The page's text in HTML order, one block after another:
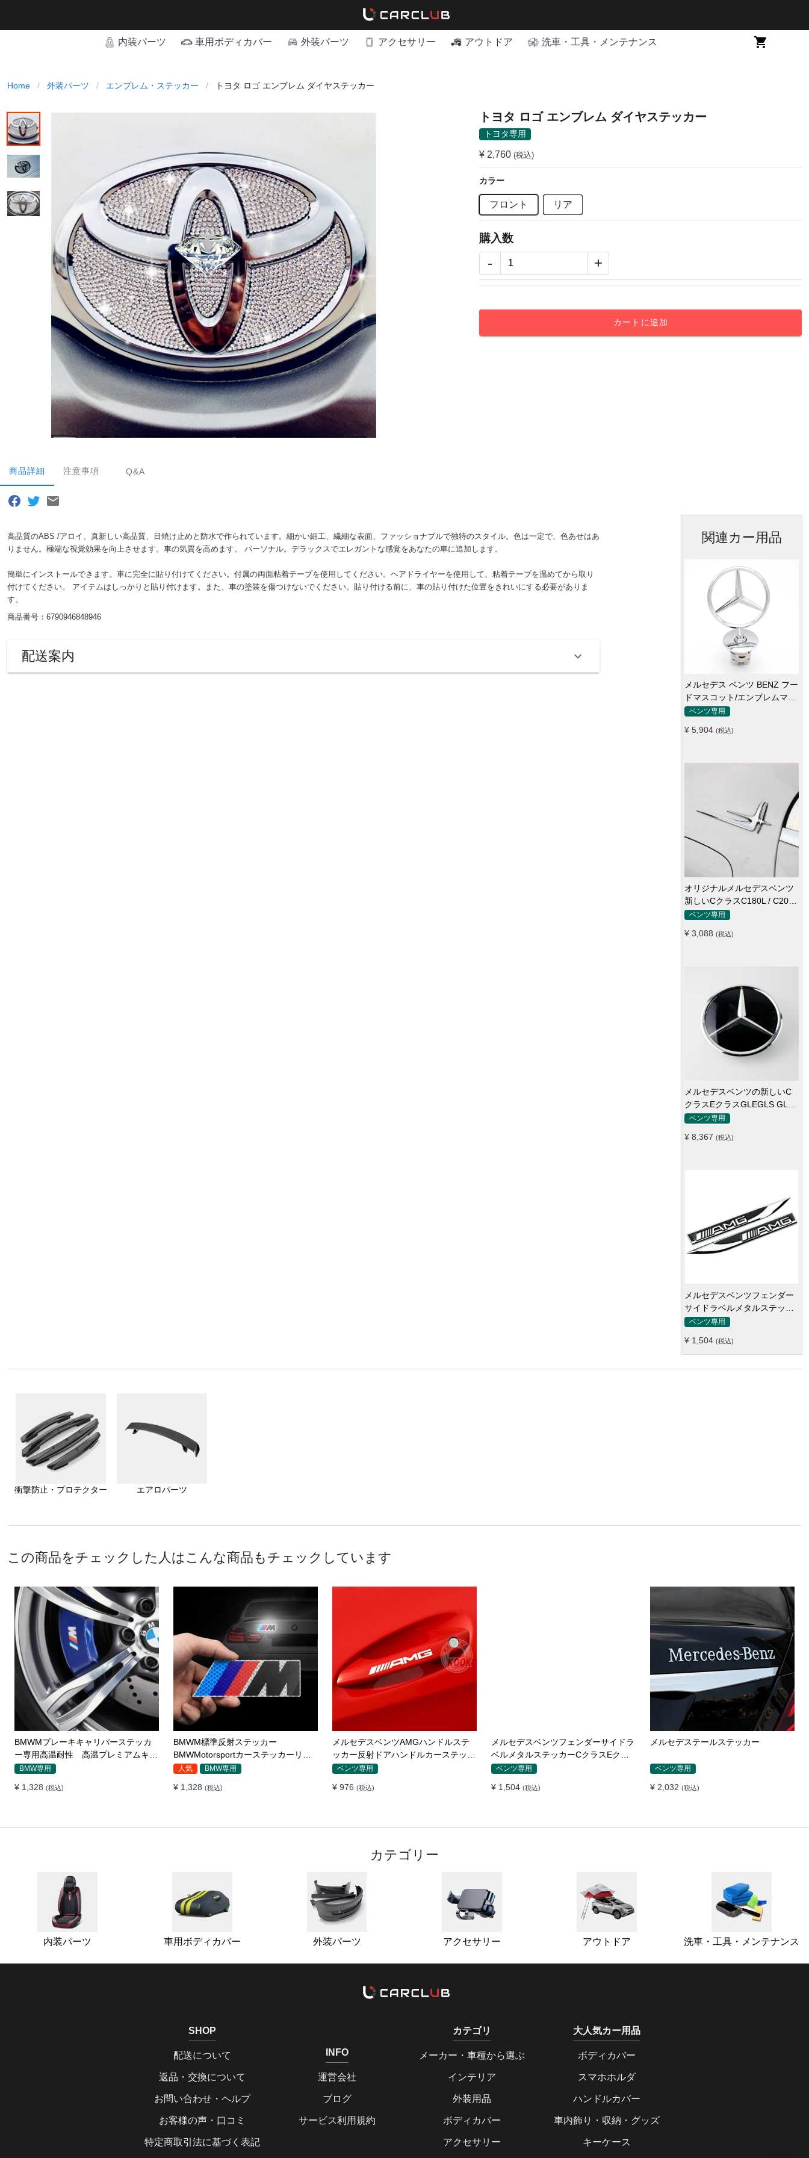
内装パーツ 車用ボディカバー 外装パーツ アクセサリー アウトドア 洗車・工具・メンテナンス
Home / 外装パーツ / エンブレム・ステッカー / トヨタ ロゴ エンブレム ダイヤステッカー
トヨタ ロゴ エンブレム ダイヤステッカー
トヨタ専用
¥ 2,760 (税込)
カラー
フロント リア
購入数
- +
カートに追加
商品詳細 注意事項 Q&A
高品質のABS /アロイ、真新しい高品質、日焼け止めと防水で作られています。細かい細工、繊細な表面、ファッショナブルで独特のスタイル。色は一定で、色あせはあ
りません。極端な視覚効果を向上させます。車の気質を高めます。 パーソナル。デラックスでエレガントな感覚をあなたの車に追加します。
簡単にインストールできます。車に完全に貼り付けてください。付属の両面粘着テープを使用してください。ヘアドライヤーを使用して、粘着テープを温めてから取り
付けてください。 アイテムはしっかりと貼り付けます。また、車の塗装を傷つけないでください。貼り付ける前に、車の貼り付けた位置をきれいにする必要がありま
す。
商品番号：6790946848946
配送案内
関連カー用品
BMWロゴステッカー
BMW専用
¥ 3,440 (税込)
BMW740Liラベルステッカー
530Liテールラベル750Liワー
ドラベルXdriveラベル
BMW専用
¥ 2,912 (税込)
アウディカーステッカーS3S4
S5 S6 SQ3 SQ5 SQ7
RS3RS4修正セルラーネット
アウディ専用
¥ 3,968 (税込)
オリジナルアウディ
テールスタンダードリアカー
マーク
アウディ専用
¥ 6,607 (税込)
衝撃防止・プロテクター エアロパーツ
この商品をチェックした人はこんな商品もチェックしています
BMWMブレーキキャリパーステッカ
ー専用高温耐性 高温プレミアムキャ
ストビニール
BMW専用
¥ 1,328 (税込)
BMWM標準反射ステッカー
BMWMotorsportカーステッカーリア
テールロゴ修正サイド標準ステッカー
人気 BMW専用
¥ 1,328 (税込)
メルセデスベンツAMGハンドルステ
ッカー反射ドアハンドルカーステッカ
ーベンツ専用
¥ 976 (税込)
メルセデスベンツフェンダーサイドラ
ベルメタルステッカーCクラスEクラ
スGLAGLE CLAGLKAMG外装
ベンツ専用
¥ 1,504 (税込)
メルセデステールステッカー
ベンツ専用
¥ 2,032 (税込)
カテゴリー
内装パーツ 車用ボディカバー 外装パーツ アクセサリー アウトドア 洗車・工具・メンテナンス
SHOP
配送について
返品・交換について
お問い合わせ・ヘルプ
お客様の声・口コミ
特定商取引法に基づく表記
INFO
運営会社
ブログ
サービス利用規約
カテゴリ
メーカー・車種から選ぶ
インテリア
外装用品
ボディカバー
アクセサリー
大人気カー用品
ボディカバー
スマホホルダ
ハンドルカバー
車内飾り・収納・グッズ
キーケース